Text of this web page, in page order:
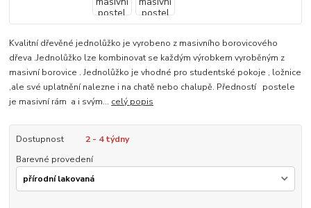
Kvalitní dřevěné jednolůžko je vyrobeno z masivního borovicového
dřeva .Jednolůžko lze kombinovat se každým výrobkem vyroběným z
masivní borovice . Jednolůžko je vhodné pro studentské pokoje , ložnice
,ale své uplatnění nalezne i na chatě nebo chalupě. Předností postele
je masivní rám a i svým... celý popis
Dostupnost
2 - 4 týdny
Barevné provedení